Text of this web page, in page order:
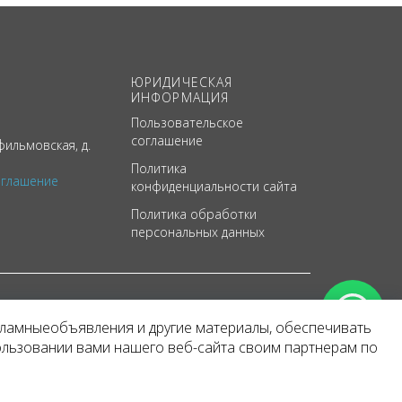
д.
ЮРИДИЧЕСКАЯ
ИНФОРМАЦИЯ
Пользовательское
соглашение
Политика
конфиденциальности сайта
Политика обработки
персональных данных
и другие материалы, обеспечивать
вами нашего веб-сайта своим партнерам по